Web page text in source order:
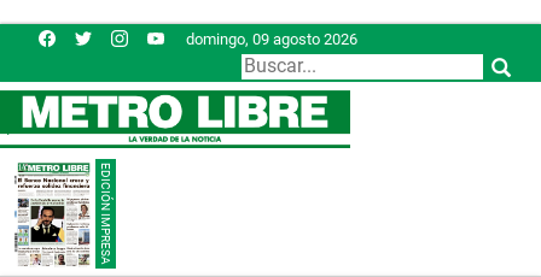
domingo, 09 agosto 2026